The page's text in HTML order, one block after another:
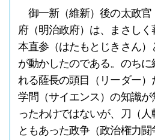
御一新（維新）後の太政官
府（明治政府）は、まさし
本直参（はたもとじきさん
が動かしたのである。のち
れる薩長の頭目（リーダー
学問（サイエンス）の知識
ったわけではないが、刀（人
ともあった政争（政治権力